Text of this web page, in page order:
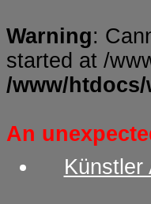
Warning:
started at /
/www/
An
Künstler